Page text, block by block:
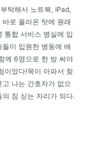
탁해서 노트북, iPad,
로 올라온 탓에 원래
통합 서비스 병실에 입
이 입원한 병동에 배
께 6명으로 한 방 써야
이었다!목이 아파서 찾
나는 간호자가 없으
짐 싣는 자리가 되다.